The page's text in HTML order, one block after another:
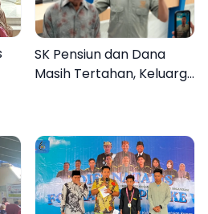
SK Pensiun dan Dana
Masih Tertahan, Keluarga